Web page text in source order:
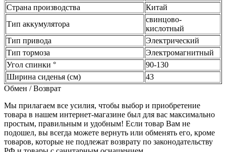
Страна производства
Китай
Тип аккумулятора
свинцово-
кислотный
Тип привода
Электрический
Тип тормоза
Электромагнитный
Угол спинки °
90-130
Ширина сиденья (см)
43
Обмен / Возврат
Мы прилагаем все усилия, чтобы выбор и приобретение
товара в нашем интернет-магазине был для вас максимально
простым, правильным и удобным! Если товар Вам не
подошел, вы всегда можете вернуть или обменять его, кроме
товаров, которые не подлежат возврату по законодательству